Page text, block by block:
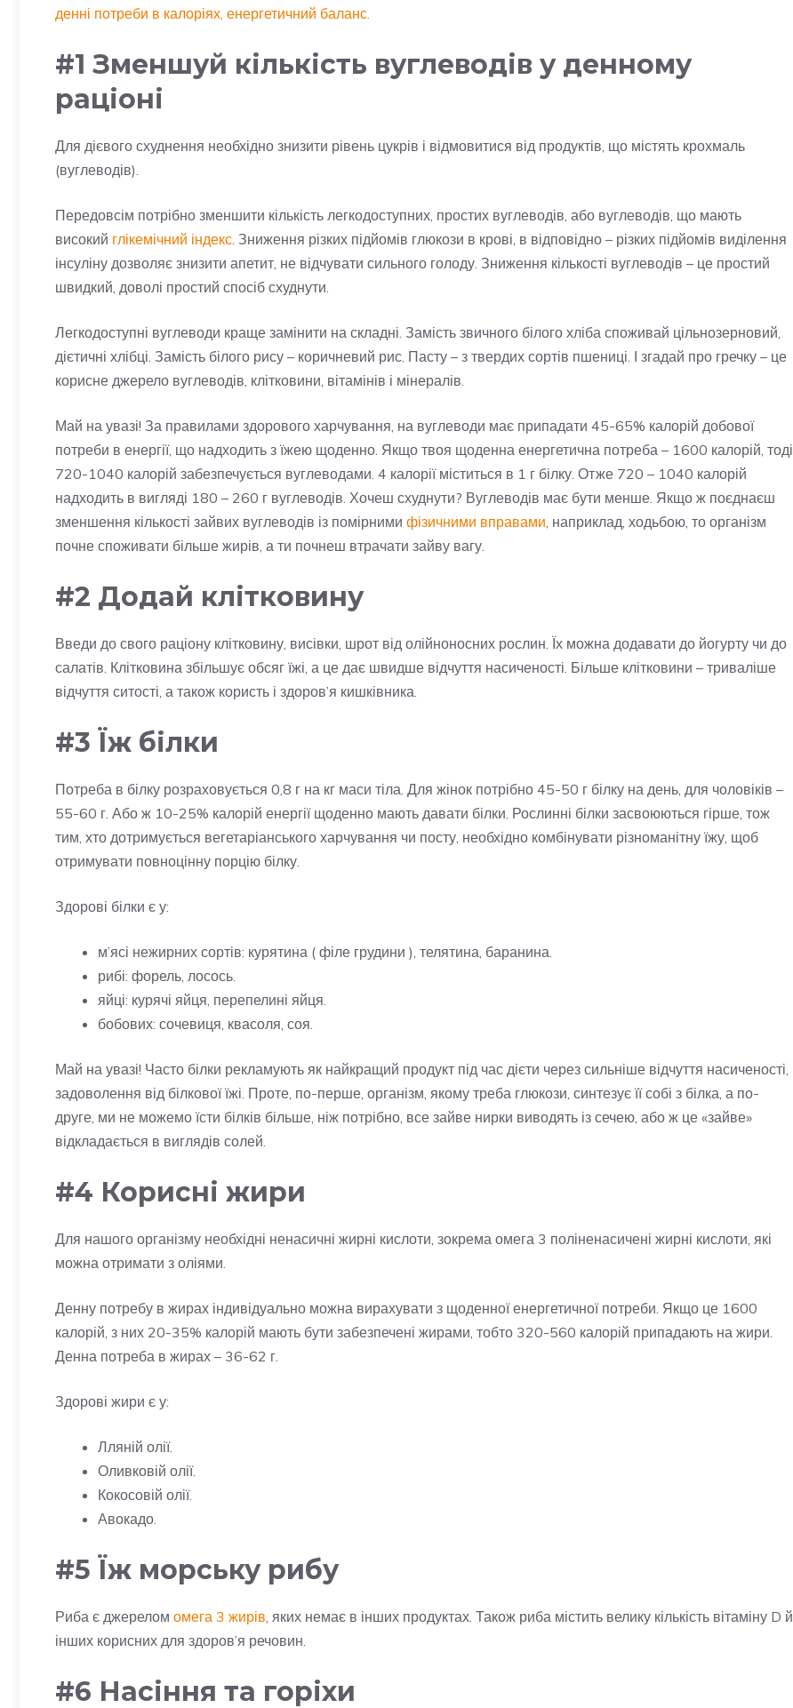
денні потреби в калоріях, енергетичний баланс.
#1 Зменшуй кількість вуглеводів у денному
раціоні
Для дієвого схуднення необхідно знизити рівень цукрів і відмовитися від продуктів, що містять крохмаль
(вуглеводів).
Передовсім потрібно зменшити кількість легкодоступних, простих вуглеводів, або вуглеводів, що мають
високий глікемічний індекс . Зниження різких підйомів глюкози в крові, в відповідно – різких підйомів виділення
інсуліну дозволяє знизити апетит, не відчувати сильного голоду. Зниження кількості вуглеводів – це простий
швидкий, доволі простий спосіб схуднути.
Легкодоступні вуглеводи краще замінити на складні. Замість звичного білого хліба споживай цільнозерновий,
дієтичні хлібці. Замість білого рису – коричневий рис. Пасту – з твердих сортів пшениці. І згадай про гречку – це
корисне джерело вуглеводів, клітковини, вітамінів і мінералів.
Май на увазі! За правилами здорового харчування, на вуглеводи має припадати 45-65% калорій добової
потреби в енергії, що надходить з їжею щоденно. Якщо твоя щоденна енергетична потреба – 1600 калорій, тоді
720-1040 калорій забезпечується вуглеводами. 4 калорії міститься в 1 г білку. Отже 720 – 1040 калорій
надходить в вигляді 180 – 260 г вуглеводів. Хочеш схуднути? Вуглеводів має бути менше. Якщо ж поєднаєш
зменшення кількості зайвих вуглеводів із помірними фізичними вправами , наприклад, ходьбою, то організм
почне споживати більше жирів, а ти почнеш втрачати зайву вагу.
#2 Додай клітковину
Введи до свого раціону клітковину, висівки, шрот від олійноносних рослин. Їх можна додавати до йогурту чи до
салатів. Клітковина збільшує обсяг їжі, а це дає швидше відчуття насиченості. Більше клітковини – триваліше
відчуття ситості, а також користь і здоров’я кишківника.
#3 Їж білки
Потреба в білку розраховується 0,8 г на кг маси тіла. Для жінок потрібно 45-50 г білку на день, для чоловіків –
55-60 г. Або ж 10-25% калорій енергії щоденно мають давати білки. Рослинні білки засвоюються гірше, тож
тим, хто дотримується вегетаріанського харчування чи посту, необхідно комбінувати різноманітну їжу, щоб
отримувати повноцінну порцію білку.
Здорові білки є у:
м’ясі нежирних сортів: курятина ( філе грудини ), телятина, баранина.
рибі: форель, лосось.
яйці: курячі яйця, перепелині яйця.
бобових: сочевиця, квасоля, соя.
Май на увазі! Часто білки рекламують як найкращий продукт під час дієти через сильніше відчуття насиченості,
задоволення від білкової їжі. Проте, по-перше, організм, якому треба глюкози, синтезує її собі з білка, а по-
друге, ми не можемо їсти білків більше, ніж потрібно, все зайве нирки виводять із сечею, або ж це «зайве»
відкладається в виглядів солей.
#4 Корисні жири
Для нашого організму необхідні ненасичні жирні кислоти, зокрема омега 3 поліненасичені жирні кислоти, які
можна отримати з оліями.
Денну потребу в жирах індивідуально можна вирахувати з щоденної енергетичної потреби. Якщо це 1600
калорій, з них 20-35% калорій мають бути забезпечені жирами, тобто 320-560 калорій припадають на жири.
Денна потреба в жирах – 36-62 г.
Здорові жири є у:
Лляній олії.
Оливковій олії.
Кокосовій олії.
Авокадо.
#5 Їж морську рибу
Риба є джерелом омега 3 жирів , яких немає в інших продуктах. Також риба містить велику кількість вітаміну D й
інших корисних для здоров’я речовин.
#6 Насіння та горіхи